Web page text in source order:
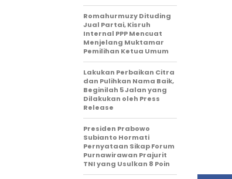
Romahurmuzy Dituding
Jual Partai, Kisruh
Internal PPP Mencuat
Menjelang Muktamar
Pemilihan Ketua Umum
Lakukan Perbaikan Citra
dan Pulihkan Nama Baik,
Beginilah 5 Jalan yang
Dilakukan oleh Press
Release
Presiden Prabowo
Subianto Hormati
Pernyataan Sikap Forum
Purnawirawan Prajurit
TNI yang Usulkan 8 Poin